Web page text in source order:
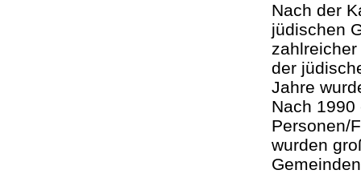
Nach der
jüdischen
der
Jahre
Nach
Personen/
wurden